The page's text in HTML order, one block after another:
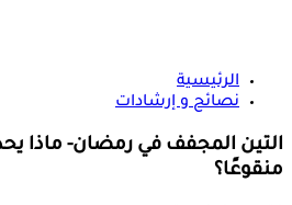
الرئيسية
نصائح و إرشادات
التين المجفف في رمضان- ماذا
منقوعًا؟